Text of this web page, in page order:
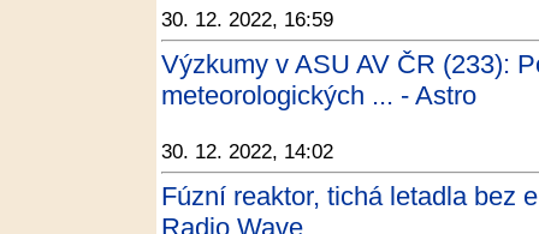
30. 12. 2022, 16:59
Výzkumy v ASU AV ČR (233):
meteorologických ... - Astro
30. 12. 2022, 14:02
Fúzní reaktor, tichá letadla bez
Radio Wave